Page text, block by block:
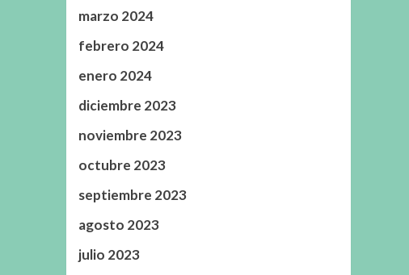
marzo 2024
febrero 2024
enero 2024
diciembre 2023
noviembre 2023
octubre 2023
septiembre 2023
agosto 2023
julio 2023